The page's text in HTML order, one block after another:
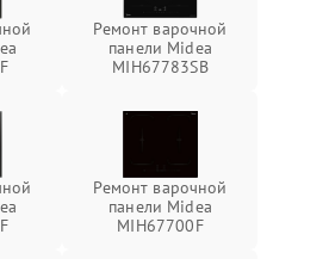
Ремонт варочной
панели Midea
MIH67783SB
Ремонт варочной
панели Midea
MIH67700F